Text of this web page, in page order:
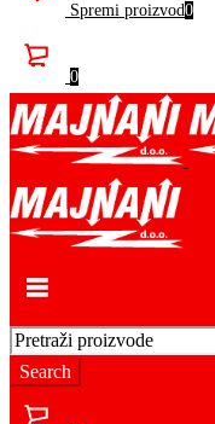
Spremi proizvod0
0